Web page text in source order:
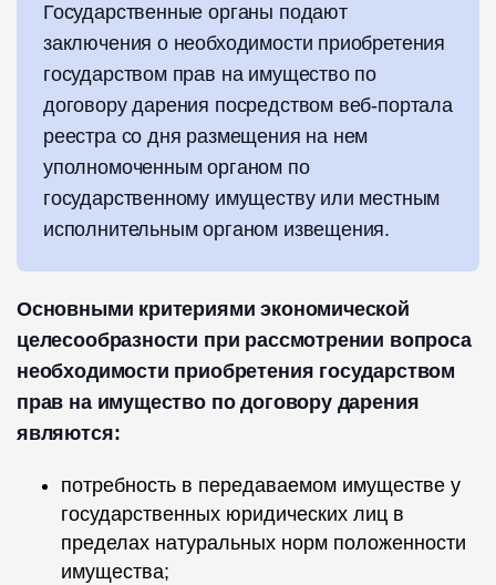
Государственные органы подают
заключения о необходимости приобретения
государством прав на имущество по
договору дарения посредством веб-портала
реестра со дня размещения на нем
уполномоченным органом по
государственному имуществу или местным
исполнительным органом извещения.
Основными критериями экономической
целесообразности при рассмотрении вопроса
необходимости приобретения государством
прав на имущество по договору дарения
являются:
потребность в передаваемом имуществе у
государственных юридических лиц в
пределах натуральных норм положенности
имущества;